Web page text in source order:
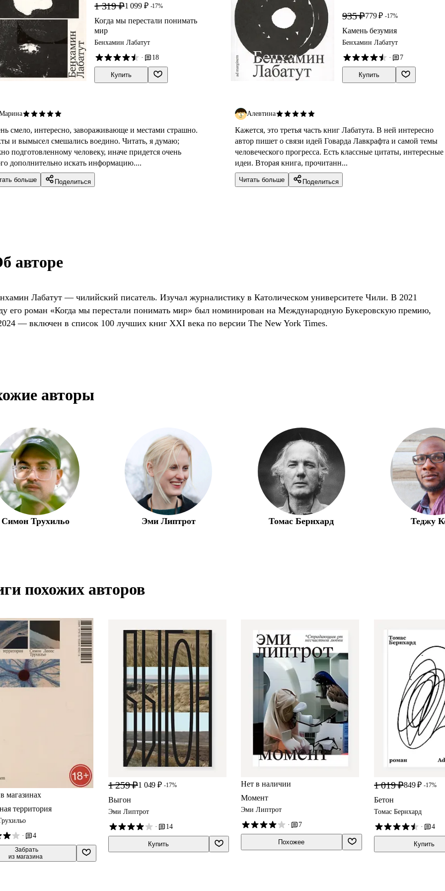
прошли. Где будет момент, когда мы не
сможем его контролировать и управлять
им? Куда нас приведут технологии?
1 319 ₽1 099 ₽ -17%
Когда мы перестали понимать
мир
Бенхамин Лабатут
·
18
Купить
смело, интересно, завораживающе и местами страшно.
и вымысел смешались воедино. Читать, я думаю;
подготовленному человеку, иначе придется очень
дополнительно искать информацию....
больше Поделиться
935 ₽779 ₽ -17%
Камень безумия
Бенхамин Лабатут
·
7
Купить
Алевтина
Кажется, это третья часть книг Лабатута. В ней интересно
автор пишет о связи идей Говарда Лавкрафта и самой темы
человеческого прогресса. Есть классные цитаты, интересные
идеи. Вторая книга, прочитанн...
Читать больше Поделиться
авторе
Лабатут — чилийский писатель. Изучал журналистику в Католическом университете Чили. В 2021
его роман «Когда мы перестали понимать мир» был номинирован на Международную Букеровскую премию,
— включен в список 100 лучших книг XXI века по версии The New York Times.
авторы
Симон Трухильо Эми Липтрот Томас Бернхард Теджу
похожих авторов
магазинах
территория
·
4
Забрать
из магазина
1 259 ₽1 049 ₽ -17%
Выгон
Эми Липтрот
·
14
Купить
Нет в наличии
Момент
Эми Липтрот
·
7
Похожее
1 019 ₽849 ₽ -17%
Бетон
Томас Бернхард
·
4
Купить